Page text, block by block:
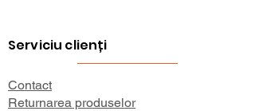
Serviciu clienți
Contact
Returnarea produselor